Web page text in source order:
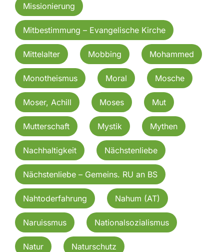
Missionierung
Mitbestimmung – Evangelische Kirche
Mittelalter Mobbing Mohammed
Monotheismus Moral Mosche
Moser, Achill Moses Mut
Mutterschaft Mystik Mythen
Nachhaltigkeit Nächstenliebe
Nächstenliebe – Gemeins. RU an BS
Nahtoderfahrung Nahum (AT)
Naruissmus Nationalsozialismus
Natur Naturschutz